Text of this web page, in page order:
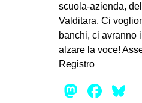
scuola-azienda,
Valditara. Ci
banchi, ci avranno
alzare la voce!
Registro